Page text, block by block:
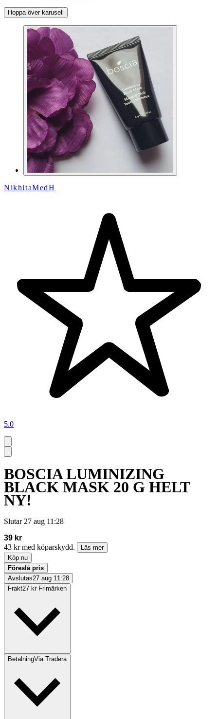
Hoppa över karusell
NikhitaMedH
5.0
BOSCIA LUMINIZING
BLACK MASK 20 G HELT
NY!
Slutar 27 aug 11:28
39 kr
43 kr med köparskydd.
Läs mer
Köp nu
Föreslå pris
Avslutas27 aug 11:28
Frakt27 kr Frimärken
BetalningVia Tradera